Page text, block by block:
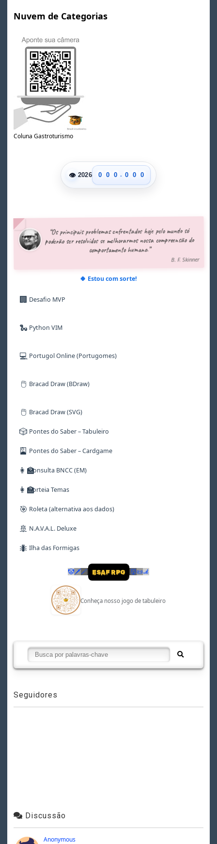
Nuvem de Categorias
Coluna Gastroturismo
👁 2026
0
1
6
7
8
0
1
6
7
8
0
1
6
7
8
. 0
1
6
7
8
0
1
6
7
8
0
1
6
7
8
“Os principais problemas enfrentados hoje pelo mundo só
poderão ser resolvidos se melhorarmos nossa compreensão do
comportamento humano.”
B. F. Skinner
🍀 Estou com sorte!
🏢 Desafio MVP
🐍 Python VIM
💻 Portugol Online (Portugomes)
🖱️ Bracad Draw (BDraw)
🖱️ Bracad Draw (SVG)
🎲 Pontes do Saber – Tabuleiro
🎴 Pontes do Saber – Cardgame
👩‍🏫Consulta BNCC (EM)
👩‍🏫Sorteia Temas
🎯 Roleta (alternativa aos dados)
🚢 N.A.V.A.L. Deluxe
🐜 Ilha das Formigas
🤡 🗡🪄 ESAF RPG 👹📜🦼
Conheça nosso jogo de tabuleiro
Seguidores
Discussão
Anonymous